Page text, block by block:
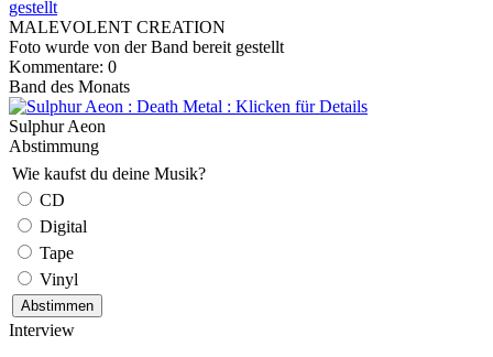
MALEVOLENT CREATION
Foto wurde von der Band bereit gestellt
Kommentare: 0
Band des Monats
Sulphur Aeon
Abstimmung
Wie kaufst du deine Musik?
CD
Digital
Tape
Vinyl
Interview